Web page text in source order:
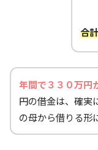
合
年間で３３０万円
円の借金は、確実
の母から借りる形